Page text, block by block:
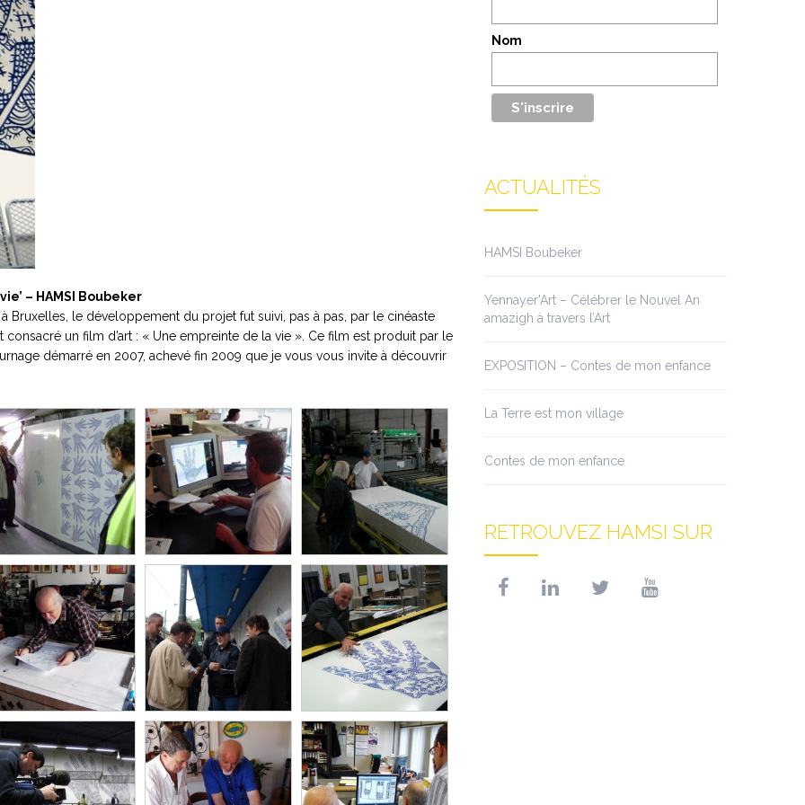
– HAMSI Boubeker
le développement du projet fut suivi, pas à pas, par le cinéaste
un film d’art : « Une empreinte de la vie ». Ce film est produit par le
démarré en 2007, achevé fin 2009 que je vous vous invite à découvrir
Nom
ACTUALITÉS
HAMSI Boubeker
Yennayer’Art – Célébrer le Nouvel An
amazigh à travers l’Art
EXPOSITION – Contes de mon enfance
La Terre est mon village
Contes de mon enfance
RETROUVEZ HAMSI SUR